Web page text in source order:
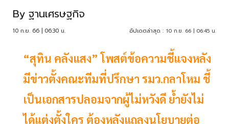
By ฐานเศรษฐกิจ
10 ก.ย. 66 | 06:30 น. อัปเดตล่าสุด : 10 ก.ย. 66 | 06:45 น.
“สุทิน คลังแสง” โพสต์ข้อความชี้แจงหลัง
มีข่าวตั้งคณะทีมที่ปรึกษา รมว.กลาโหม ชี้
เป็นเอกสารปลอมจากผู้ไม่หวังดี ย้ำยังไม่
ได้แต่งตั้งใคร ต้องหลังแถลงนโยบายต่อ